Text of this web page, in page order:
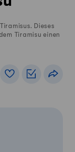
Dieses
Tiramisu einen
Rezeptbuch